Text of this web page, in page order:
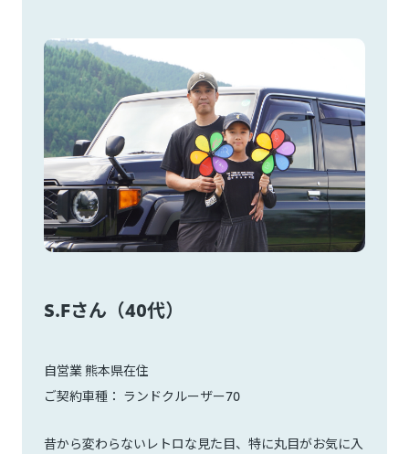
S.Fさん（40代）
自営業 熊本県在住
ご契約車種： ランドクルーザー70
昔から変わらないレトロな見た目、特に丸目がお気に入